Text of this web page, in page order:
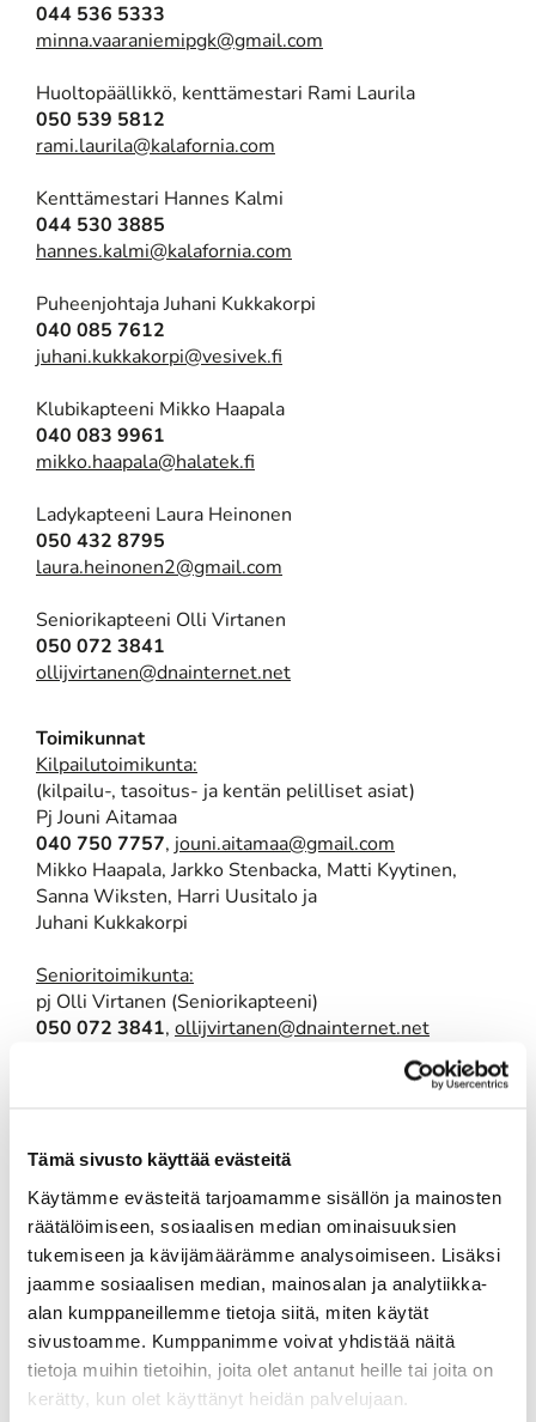
Tämä sivusto käyttää evästeitä
Käytämme evästeitä tarjoamamme sisällön ja mainosten
räätälöimiseen, sosiaalisen median ominaisuuksien
tukemiseen ja kävijämäärämme analysoimiseen. Lisäksi
jaamme sosiaalisen median, mainosalan ja analytiikka-
alan kumppaneillemme tietoja siitä, miten käytät
sivustoamme. Kumppanimme voivat yhdistää näitä
tietoja muihin tietoihin, joita olet antanut heille tai joita on
kerätty, kun olet käyttänyt heidän palvelujaan.
044 536 5333
minna.vaaraniemipgk@gmail.com
Huoltopäällikkö, kenttämestari Rami Laurila
050 539 5812
rami.laurila@kalafornia.com
Kenttämestari Hannes Kalmi
044 530 3885
hannes.kalmi@kalafornia.com
Puheenjohtaja Juhani Kukkakorpi
040 085 7612
juhani.kukkakorpi@vesivek.fi
Klubikapteeni Mikko Haapala
040 083 9961
mikko.haapala@halatek.fi
Ladykapteeni Laura Heinonen
050 432 8795
​​​​​​​laura.heinonen2@gmail.com
Seniorikapteeni Olli Virtanen
050 072 3841
ollijvirtanen@dnainternet.net
Toimikunnat
Kilpailutoimikunta:
(kilpailu-, tasoitus- ja kentän pelilliset asiat)
Pj Jouni Aitamaa
040 750 7757, jouni.aitamaa@gmail.com
Mikko Haapala, Jarkko Stenbacka, Matti Kyytinen,
Sanna Wiksten, Harri Uusitalo ja
​​​​​​​Juhani Kukkakorpi
Senioritoimikunta:
pj Olli Virtanen (Seniorikapteeni)
050 072 3841, ollijvirtanen@dnainternet.net
Matti Savinen, Maarit Lepomäki, Eija Koskenniemi,
Petter Suvikas, Tiina Renfors, Mikko Koivunen
Pj Laura Heinonen (Ladykapteeni)
050 432 8795,
​​​laura.heinonen2@gmail.com​​​
Junioritoimikunta:
Pj Joni Rinne
040 721 8773,joni.rinne73@gmail.com
Laura Heinonen, Aino Nummelin ja Roope Heikkilä
Golfshop
Kimmo Fisk